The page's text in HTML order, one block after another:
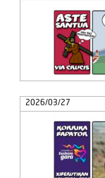
2026/03/27